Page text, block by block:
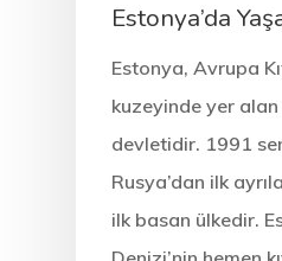
Estonya’da
Estonya, Avrupa
kuzeyinde yer alan
devletidir. 1991
Rusya’dan ilk
ilk basan ülkedir.